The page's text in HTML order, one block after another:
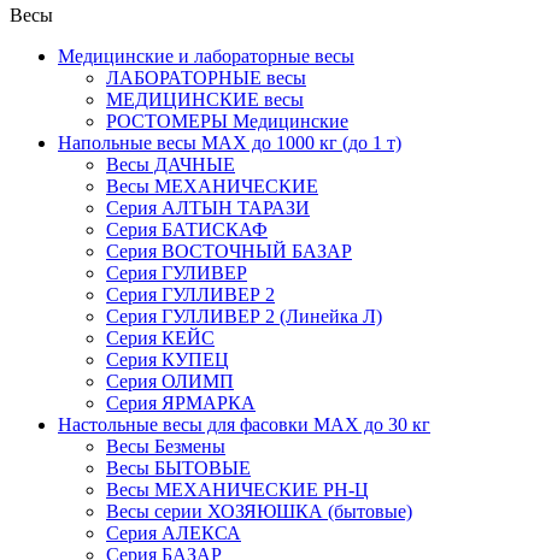
Весы
Медицинские и лабораторные весы
ЛАБОРАТОРНЫЕ весы
МЕДИЦИНСКИЕ весы
РОСТОМЕРЫ Медицинские
Напольные весы MAX до 1000 кг (до 1 т)
Весы ДАЧНЫЕ
Весы МЕХАНИЧЕСКИЕ
Серия АЛТЫН ТАРАЗИ
Серия БАТИСКАФ
Серия ВОСТОЧНЫЙ БАЗАР
Серия ГУЛИВЕР
Серия ГУЛЛИВЕР 2
Серия ГУЛЛИВЕР 2 (Линейка Л)
Серия КЕЙС
Серия КУПЕЦ
Серия ОЛИМП
Серия ЯРМАРКА
Настольные весы для фасовки MAX до 30 кг
Весы Безмены
Весы БЫТОВЫЕ
Весы МЕХАНИЧЕСКИЕ РН-Ц
Весы серии ХОЗЯЮШКА (бытовые)
Серия АЛЕКСА
Серия БАЗАР